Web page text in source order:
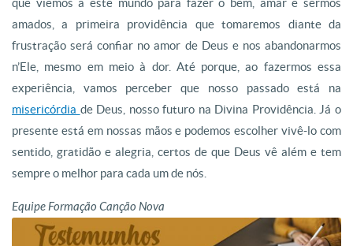
que viemos a este mundo para fazer o bem, amar e sermos
amados, a primeira providência que tomaremos diante da
frustração será confiar no amor de Deus e nos abandonarmos
n’Ele, mesmo em meio à dor. Até porque, ao fazermos essa
experiência, vamos perceber que nosso passado está na
misericórdia de Deus, nosso futuro na Divina Providência. Já o
presente está em nossas mãos e podemos escolher vivê-lo com
sentido, gratidão e alegria, certos de que Deus vê além e tem
sempre o melhor para cada um de nós.
Equipe Formação Canção Nova